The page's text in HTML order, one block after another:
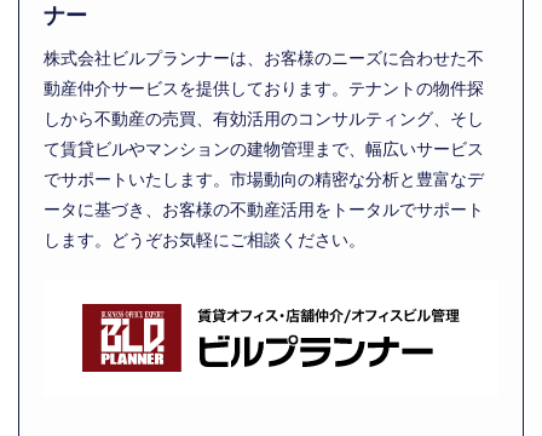
ナー
株式会社ビルプランナーは、お客様のニーズに合わせた不
動産仲介サービスを提供しております。テナントの物件探
しから不動産の売買、有効活用のコンサルティング、そし
て賃貸ビルやマンションの建物管理まで、幅広いサービス
でサポートいたします。市場動向の精密な分析と豊富なデ
ータに基づき、お客様の不動産活用をトータルでサポート
します。どうぞお気軽にご相談ください。